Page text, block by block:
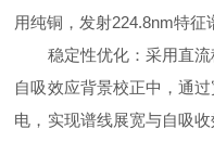
用纯铜，发射224.8nm特征
稳定性优化：采用直流
自吸效应背景校正中，通
电，实现谱线展宽与自吸